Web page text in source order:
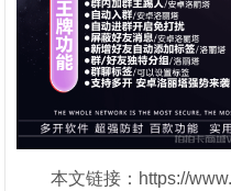
本文链接：https://